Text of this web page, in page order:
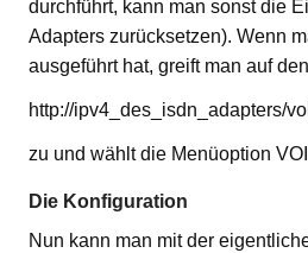
durchführt, kann man sonst die
Adapters zurücksetzen). Wenn
ausgeführt hat, greift man auf
http://ipv4_des_isdn_adapters/
zu und wählt die Menüoption
Die Konfiguration
Nun kann man mit der